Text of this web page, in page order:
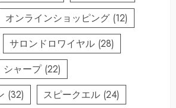
オンラインショッピング (12)
サロンドロワイヤル (28)
シャープ(22)
(32) スピークエル (24)